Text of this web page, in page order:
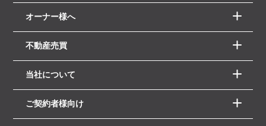
オーナー様へ
不動産売買
当社について
ご契約者様向け